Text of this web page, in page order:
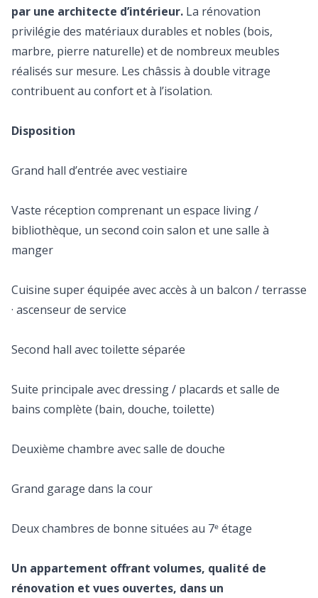
par une architecte d’intérieur. La rénovation
privilégie des matériaux durables et nobles (bois,
marbre, pierre naturelle) et de nombreux meubles
réalisés sur mesure. Les châssis à double vitrage
contribuent au confort et à l’isolation.
Disposition
Grand hall d’entrée avec vestiaire
Vaste réception comprenant un espace living /
bibliothèque, un second coin salon et une salle à
manger
Cuisine super équipée avec accès à un balcon / terrasse
· ascenseur de service
Second hall avec toilette séparée
Suite principale avec dressing / placards et salle de
bains complète (bain, douche, toilette)
Deuxième chambre avec salle de douche
Grand garage dans la cour
Deux chambres de bonne situées au 7ᵉ étage
Un appartement offrant volumes, qualité de
rénovation et vues ouvertes, dans un